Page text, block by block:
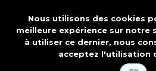
Concepteur de site
Application:
Nous utilisons des cookies
meilleure expérience sur notre
à utiliser ce dernier, nous
acceptez l'utilisation